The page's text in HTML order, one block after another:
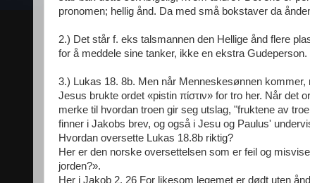
pronomen; hellig ånd. Da med små bokstaver da
2.) Det står f. eks talsmannen den Hellige ånd flere
for å meddele sine tanker, ikke en ekstra
3.) Lukas 18. 8b. Men når Menneskesønnen kommer,
Jesus brukte ordet «pistin πίστιν» for tro her. Når
merke til hvordan troen gir seg utslag, "fruktene av
finner i Jakobs brev, og også i Jesu og Paulus'
Hvordan oversette Lukas 18.8b riktig?
Her er den norske oversettelsen som er feil og
jorden?».
Her i Jakob 2. 26 For likesom legemet er dødt uten